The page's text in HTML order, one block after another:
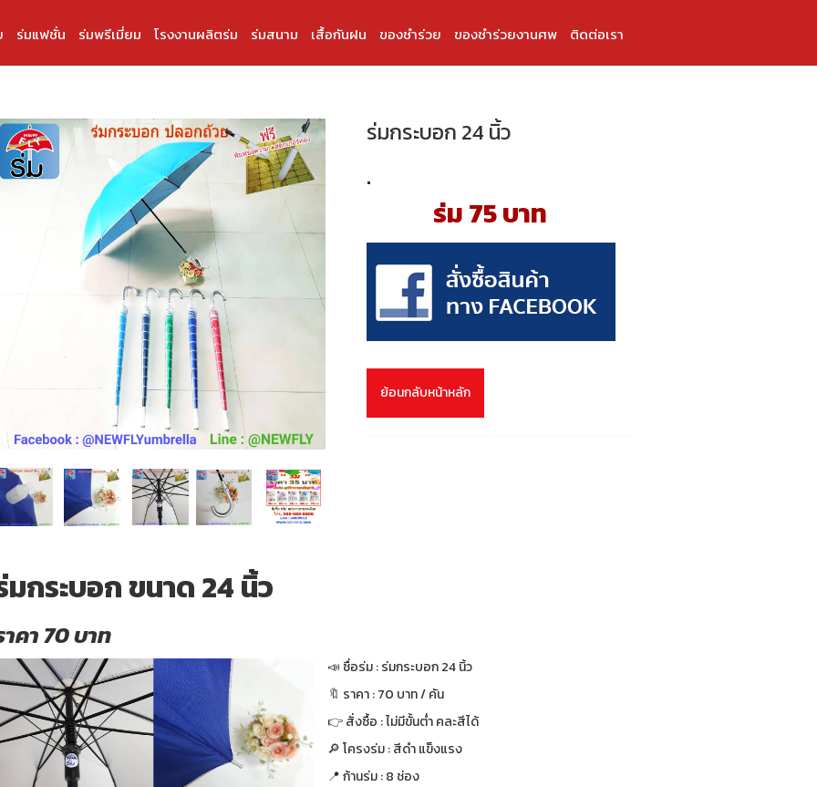
ร่มแฟชั่น ร่มพรีเมี่ยม โรงงานผลิตร่ม ร่มสนาม เสื้อกันฝน ของชำร่วย ของชำร่วยงานศพ ติดต่อเรา
ร่มกระบอก 24 นิ้ว
.
ร่ม 75 บาท
ย้อนกลับหน้าหลัก
มกระบอก ขนาด 24 นิ้ว
าคา 70 บาท
📣 ชื่อร่ม : ร่มกระบอก 24 นิ้ว
🔖 ราคา : 70 บาท / คัน
👉 สั่งซื้อ : ไม่มีขั้นต่ำ คละสีได้
🔎 โครงร่ม : สีดำ แข็งแรง
📍 ก้านร่ม : 8 ช่อง